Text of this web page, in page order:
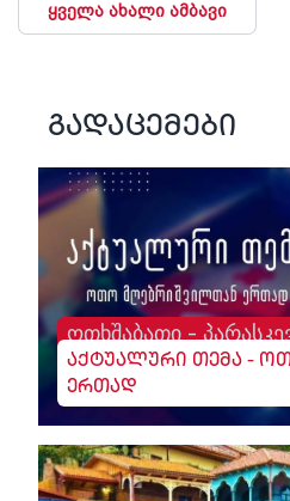
ყველა ახალი ამბავი
გადაცემები
ოთხშაბათი -
აქტუალური თემა -
ერთად